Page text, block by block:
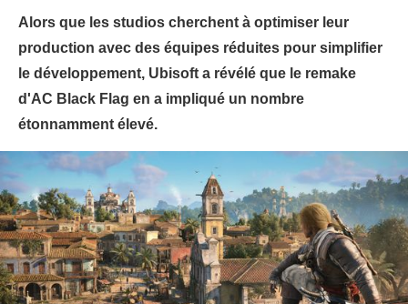
Alors que les studios cherchent à optimiser leur
production avec des équipes réduites pour simplifier
le développement, Ubisoft a révélé que le remake
d'AC Black Flag en a impliqué un nombre
étonnamment élevé.